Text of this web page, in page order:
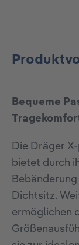
Bequeme
Die Dräger
bietet durch
Dichtsitz.
ermöglichen